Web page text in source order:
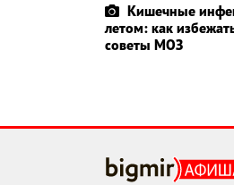
Кишечные
летом: как
советы МОЗ